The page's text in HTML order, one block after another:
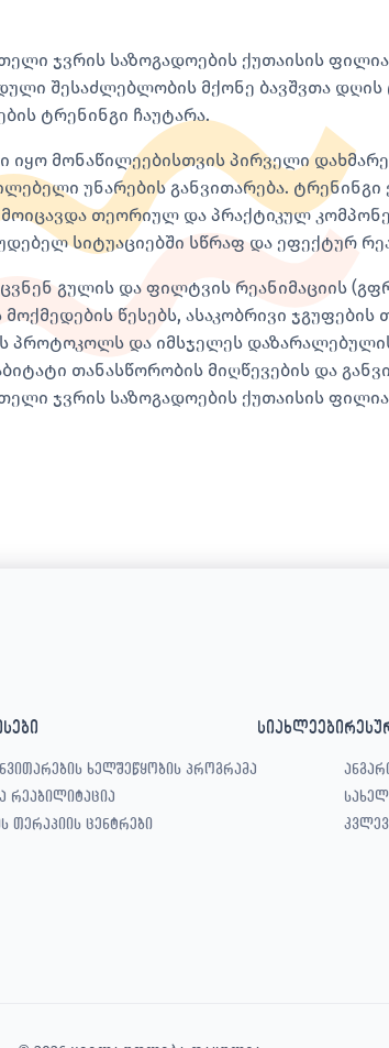
ჯვრის საზოგადოების ქუთაისის
შესაძლებლობის მქონე ბავშვთა დღის
ტრენინგი ჩაუტარა.
იყო მონაწილეებისთვის პირველი
უნარების განვითარება.
თეორიულ და პრაქტიკულ
სიტუაციებში სწრაფ და ეფექტურ
გულის და ფილტვის რეანიმაციის
წესებს, ასაკობრივი ჯგუფების
პროტოკოლს და იმსჯელეს
თანასწორობის მიღწევების და
ჯვრის საზოგადოების ქუთაისის
ხელშეწყობის პროგრამა
რეაბილიტაცია
თერაპიის ცენტრები
სიახლეები